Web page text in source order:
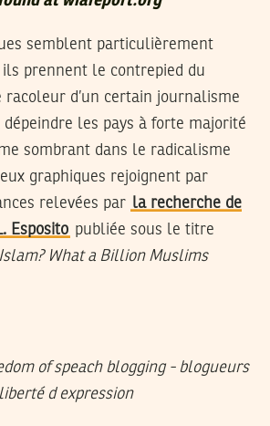
semblent particulièrement
prennent le contrepied du
racoleur d’un certain journalisme
dépeindre les pays à forte majorité
sombrant dans le radicalisme
graphiques rejoignent par
relevées par la recherche de
Esposito publiée sous le titre
What a Billion Muslims